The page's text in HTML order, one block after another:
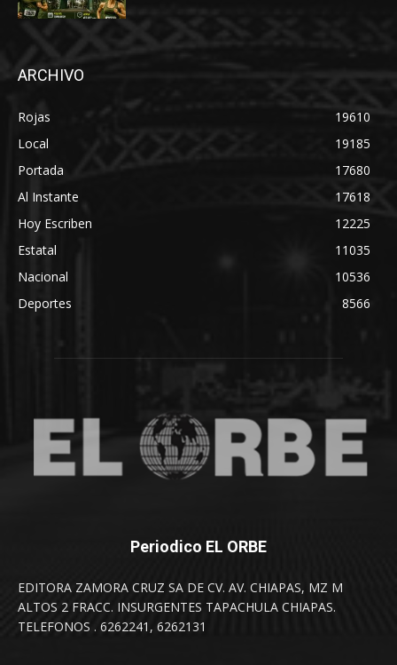
ARCHIVO
Rojas
19610
Local
19185
Portada
17680
Al Instante
17618
Hoy Escriben
12225
Estatal
11035
Nacional
10536
Deportes
8566
Periodico EL ORBE
EDITORA ZAMORA CRUZ SA DE CV. AV. CHIAPAS, MZ M
ALTOS 2 FRACC. INSURGENTES TAPACHULA CHIAPAS.
TELEFONOS . 6262241, 6262131